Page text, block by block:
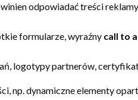
odpowiadać treści
formularze, wyraźny call to
logotypy partnerów,
np. dynamiczne elementy